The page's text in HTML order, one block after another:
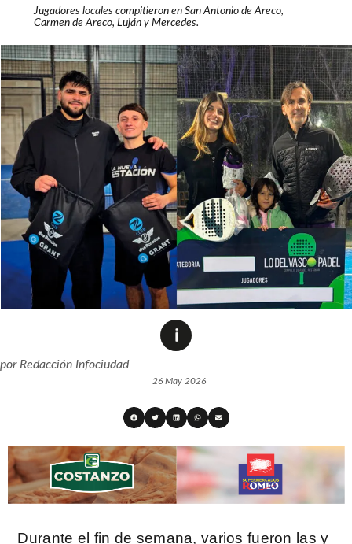
Jugadores locales compitieron en San Antonio de Areco,
Carmen de Areco, Luján y Mercedes.
porRedacción Infociudad
26 May 2026
Durante el fin de semana, varios fueron las y